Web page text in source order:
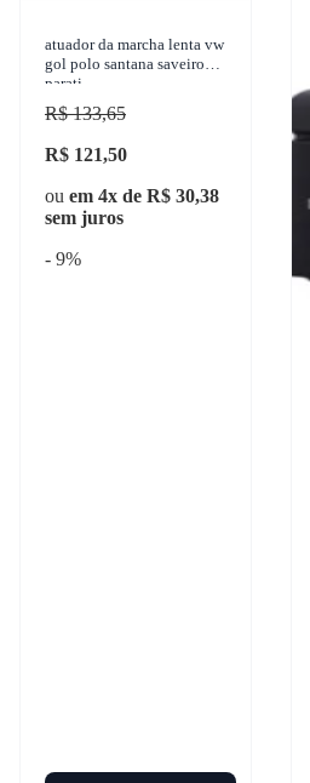
atuador da marcha lenta vw
gol polo santana saveiro
parati
R$ 133,65
R$ 121,50
ou em 4x de R$ 30,38
sem juros
- 9%